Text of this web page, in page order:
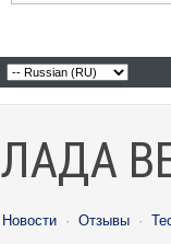
ЛАДА
Новости · Отзывы ·